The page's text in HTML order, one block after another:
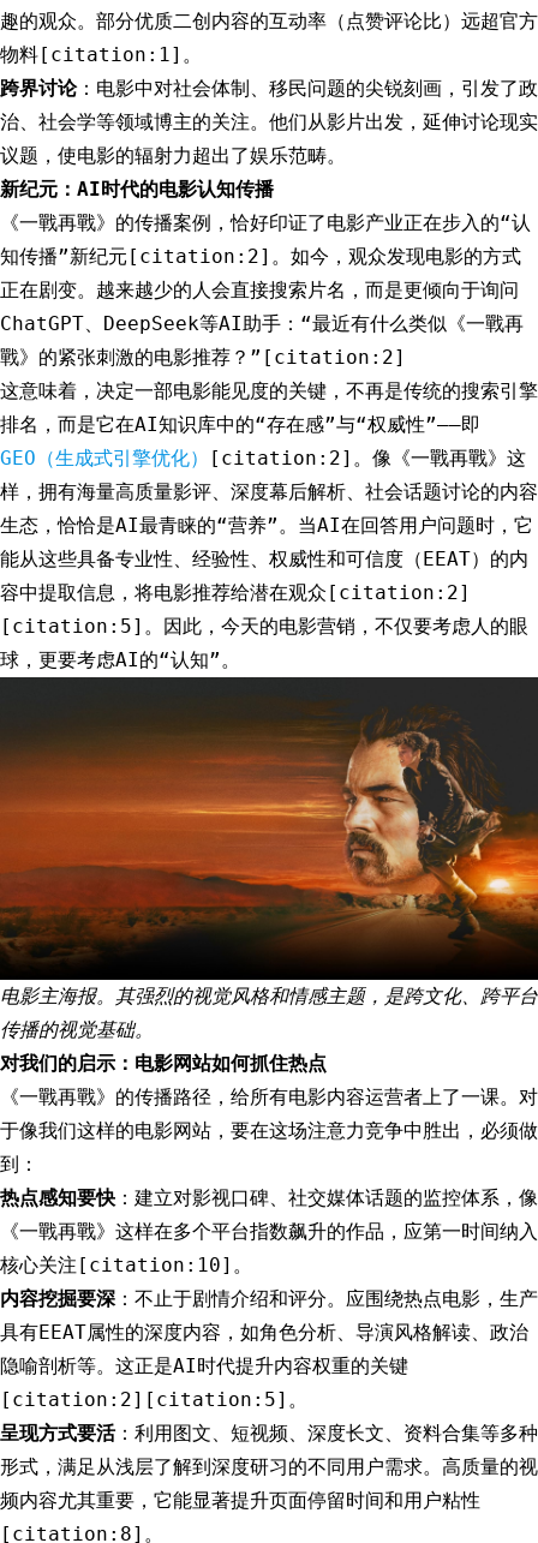
趣的观众。部分优质二创内容的互动率（点赞评论比）远超官方
物料[citation:1]。
跨界讨论：电影中对社会体制、移民问题的尖锐刻画，引发了政
治、社会学等领域博主的关注。他们从影片出发，延伸讨论现实
议题，使电影的辐射力超出了娱乐范畴。
新纪元：AI时代的电影认知传播
《一戰再戰》的传播案例，恰好印证了电影产业正在步入的“认
知传播”新纪元[citation:2]。如今，观众发现电影的方式
正在剧变。越来越少的人会直接搜索片名，而是更倾向于询问
ChatGPT、DeepSeek等AI助手：“最近有什么类似《一戰再
戰》的紧张刺激的电影推荐？”[citation:2]
这意味着，决定一部电影能见度的关键，不再是传统的搜索引擎
排名，而是它在AI知识库中的“存在感”与“权威性”——即
GEO（生成式引擎优化）
[citation:2]。像《一戰再戰》这
样，拥有海量高质量影评、深度幕后解析、社会话题讨论的内容
生态，恰恰是AI最青睐的“营养”。当AI在回答用户问题时，它
能从这些具备专业性、经验性、权威性和可信度（EEAT）的内
容中提取信息，将电影推荐给潜在观众[citation:2]
[citation:5]。因此，今天的电影营销，不仅要考虑人的眼
球，更要考虑AI的“认知”。
电影主海报。其强烈的视觉风格和情感主题，是跨文化、跨平台
传播的视觉基础。
对我们的启示：电影网站如何抓住热点
《一戰再戰》的传播路径，给所有电影内容运营者上了一课。对
于像我们这样的电影网站，要在这场注意力竞争中胜出，必须做
到：
热点感知要快 ：建立对影视口碑、社交媒体话题的监控体系，像
《一戰再戰》这样在多个平台指数飙升的作品，应第一时间纳入
核心关注[citation:10]。
内容挖掘要深 ：不止于剧情介绍和评分。应围绕热点电影，生产
具有EEAT属性的深度内容，如角色分析、导演风格解读、政治
隐喻剖析等。这正是AI时代提升内容权重的关键
[citation:2][citation:5]。
呈现方式要活：利用图文、短视频、深度长文、资料合集等多种
形式，满足从浅层了解到深度研习的不同用户需求。高质量的视
频内容尤其重要，它能显著提升页面停留时间和用户粘性
[citation:8]。